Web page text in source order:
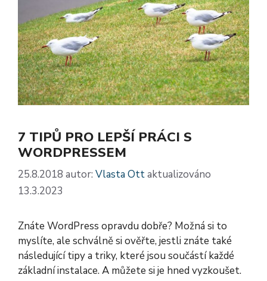
7 TIPŮ PRO LEPŠÍ PRÁCI S
WORDPRESSEM
25.8.2018 autor: Vlasta Ottaktualizováno
13.3.2023
Znáte WordPress opravdu dobře? Možná si to
myslíte, ale schválně si ověřte, jestli znáte také
následující tipy a triky, které jsou součástí každé
základní instalace. A můžete si je hned vyzkoušet.